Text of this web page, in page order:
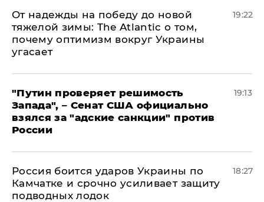
От надежды на победу до новой
тяжелой зимы: The Atlantic о том,
почему оптимизм вокруг Украины
угасает
19:22
"Путин проверяет решимость
Запада", – Сенат США официально
взялся за "адские санкции" против
России
19:13
Россия боится ударов Украины по
Камчатке и срочно усиливает защиту
подводных лодок
18:27